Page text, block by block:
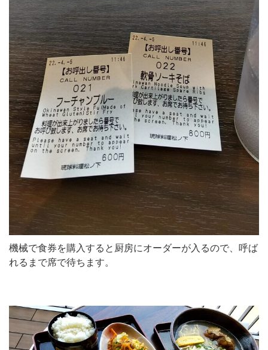
機械で食券を購入すると厨房にオーダーが入るので、呼ば
れるまで席で待ちます。